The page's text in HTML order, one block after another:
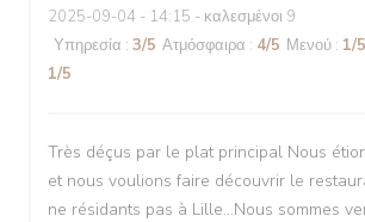
2025-09-04 - 14:15 - καλεσμένοι 9
Υπηρεσία : 3/5 Ατμόσφαιρα : 4/5 Μενού : 1/5
1/5
Très déçus par le plat principal Nous
et nous voulions faire découvrir le
ne résidants pas à Lille...Nous sommes